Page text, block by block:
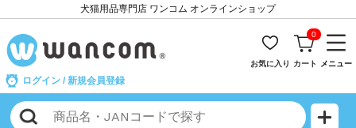
犬猫用品専門店 ワンコム オンラインショップ
ログイン / 新規会員登録
お気に入り
0
カート メニュー